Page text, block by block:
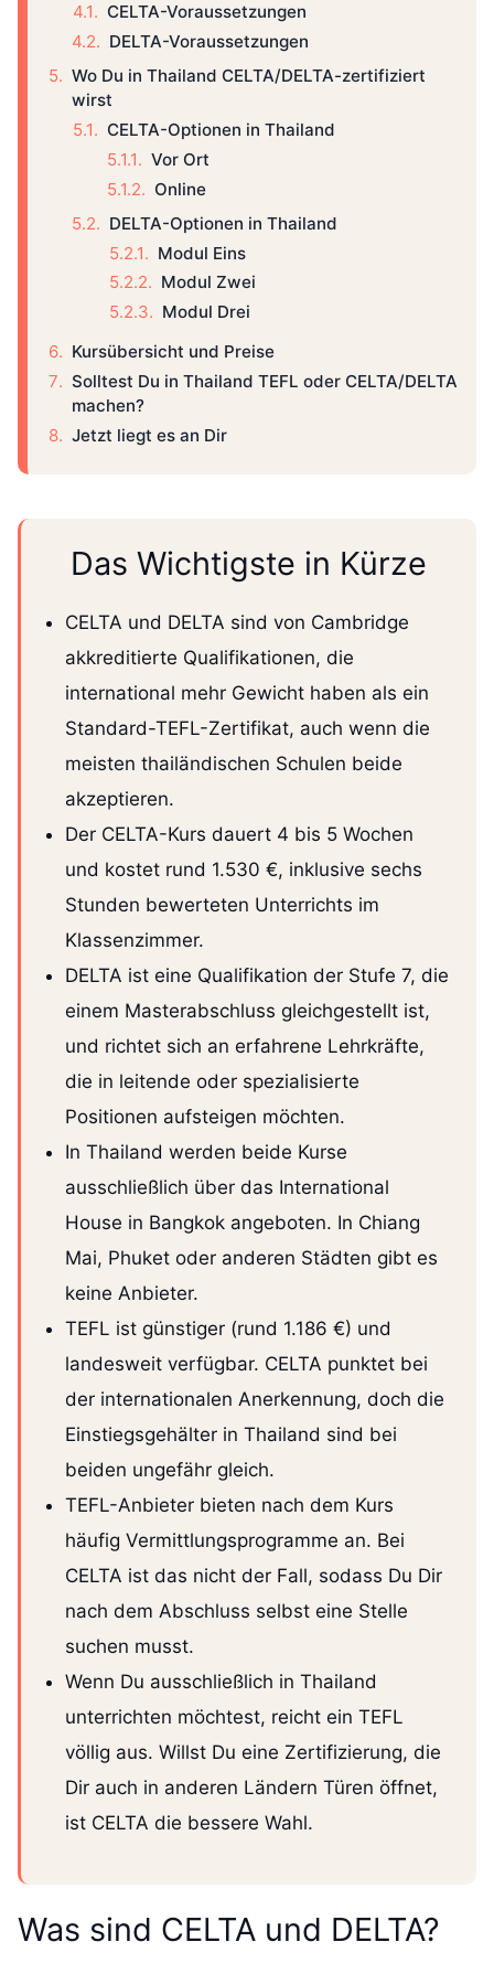
CELTA-Voraussetzungen
DELTA-Voraussetzungen
Wo Du in Thailand CELTA/DELTA-zertifiziert
wirst
CELTA-Optionen in Thailand
Vor Ort
Online
DELTA-Optionen in Thailand
Modul Eins
Modul Zwei
Modul Drei
Kursübersicht und Preise
Solltest Du in Thailand TEFL oder CELTA/DELTA
machen?
Jetzt liegt es an Dir
Das Wichtigste in Kürze
CELTA und DELTA sind von Cambridge
akkreditierte Qualifikationen, die
international mehr Gewicht haben als ein
Standard-TEFL-Zertifikat, auch wenn die
meisten thailändischen Schulen beide
akzeptieren.
Der CELTA-Kurs dauert 4 bis 5 Wochen
und kostet rund 1.530 €, inklusive sechs
Stunden bewerteten Unterrichts im
Klassenzimmer.
DELTA ist eine Qualifikation der Stufe 7, die
einem Masterabschluss gleichgestellt ist,
und richtet sich an erfahrene Lehrkräfte,
die in leitende oder spezialisierte
Positionen aufsteigen möchten.
In Thailand werden beide Kurse
ausschließlich über das International
House in Bangkok angeboten. In Chiang
Mai, Phuket oder anderen Städten gibt es
keine Anbieter.
TEFL ist günstiger (rund 1.186 €) und
landesweit verfügbar. CELTA punktet bei
der internationalen Anerkennung, doch die
Einstiegsgehälter in Thailand sind bei
beiden ungefähr gleich.
TEFL-Anbieter bieten nach dem Kurs
häufig Vermittlungsprogramme an. Bei
CELTA ist das nicht der Fall, sodass Du Dir
nach dem Abschluss selbst eine Stelle
suchen musst.
Wenn Du ausschließlich in Thailand
unterrichten möchtest, reicht ein TEFL
völlig aus. Willst Du eine Zertifizierung, die
Dir auch in anderen Ländern Türen öffnet,
ist CELTA die bessere Wahl.
Was sind CELTA und DELTA?